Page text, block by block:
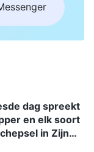
zich
Zelf, de unieke I
dag spreekt
en elk soort
in Zijn